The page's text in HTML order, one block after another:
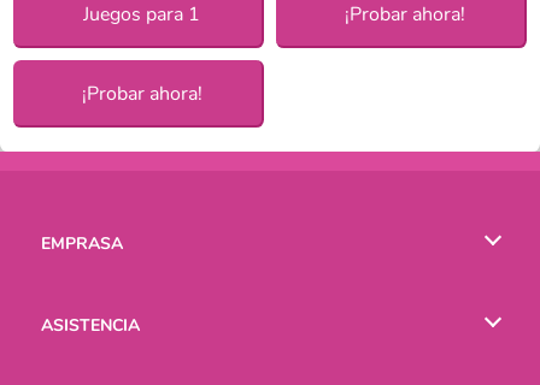
Juegos para 1 ¡Probar ahora!
¡Probar ahora!
EMPRASA
ASISTENCIA